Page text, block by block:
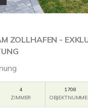
ZOLLHAFEN -
4
ZIMMER
1708